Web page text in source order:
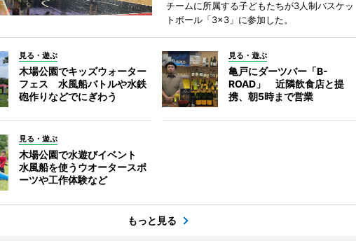
チームに所属する子どもたちが3人制バスケッ
トボール「3×3」に参加した。
見る・遊ぶ
木場公園でキッズウォーター
フェス 水風船バトルや水鉄
砲作りなどでにぎわう
見る・遊ぶ
亀戸にダーツバー「B-
ROAD」 近隣飲食店と提
携、朝5時まで営業
見る・遊ぶ
木場公園で水遊びイベント
水風船を使うウオータースポ
ーツや工作体験など
もっと見る